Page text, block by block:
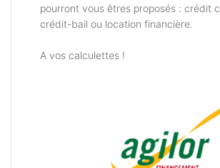
pourront vous êtres proposés : crédit
crédit-bail ou location financière.
A vos calculettes !